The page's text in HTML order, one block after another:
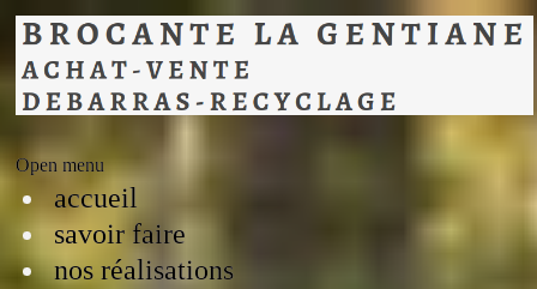
Open menu
accueil
savoir faire
nos réalisations